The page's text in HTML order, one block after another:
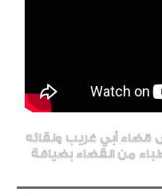
قضاء أبي غريب ولقائه
من القضاء بضيافة